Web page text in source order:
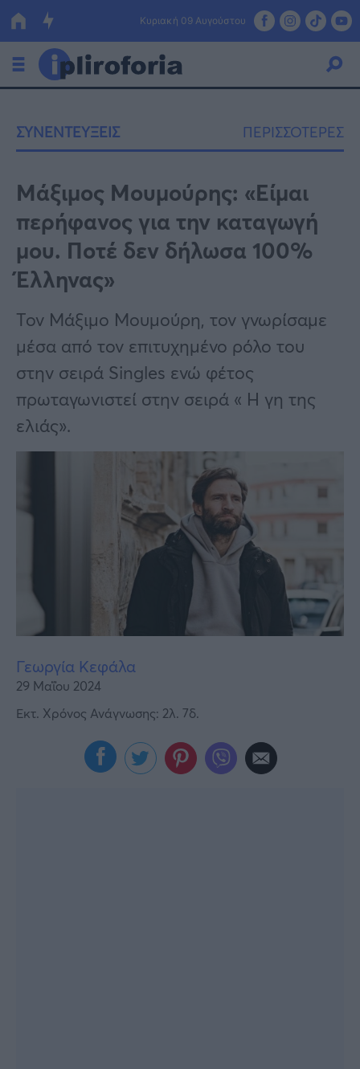
Κυριακή 09 Αυγούστου
Οικονομία
Πολιτική
Τράπεζες
Επιδοτήσεις
ΕΣΠΑ
Κόσμος
Lifestyle
Αθλητικά
Υγεία
Γυναίκα
Καιρός
Κουζίνα
ΣΥΝΕΝΤΕΥΞΕΙΣ ΠΕΡΙΣΣΟΤΕΡΕΣ
Μάξιμος Μουμούρης: «Είμαι
περήφανος για την καταγωγή
μου. Ποτέ δεν δήλωσα 100%
Έλληνας»
Τον Μάξιμο Μουμούρη, τον γνωρίσαμε
μέσα από τον επιτυχημένο ρόλο του
στην σειρά Singles ενώ φέτος
πρωταγωνιστεί στην σειρά « Η γη της
ελιάς».
Γεωργία Κεφάλα
29 Μαΐου 2024
Εκτ. Χρόνος Ανάγνωσης: 2λ. 7δ.